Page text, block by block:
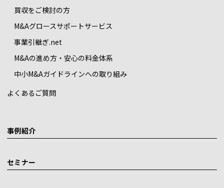
買収をご検討の方
M&Aグロースサポートサービス
事業引継ぎ.net
M&Aの進め方・安心の料金体系
中小M&Aガイドラインへの取り組み
よくあるご質問
事例紹介
セミナー